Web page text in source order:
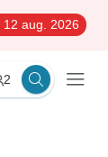
12 aug. 2026
2